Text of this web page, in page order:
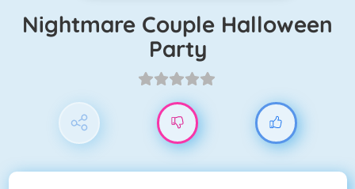
Nightmare Couple Halloween
Party